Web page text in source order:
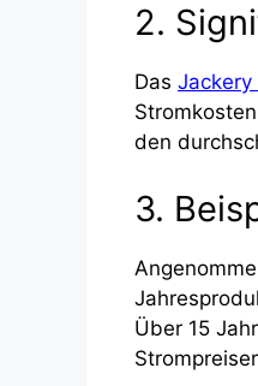
2.
Das
den
3.
Über 15